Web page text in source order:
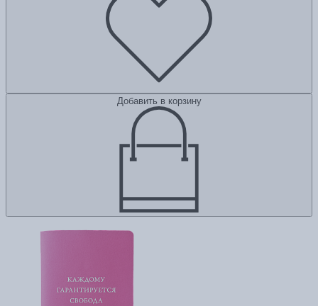
Добавить в корзину